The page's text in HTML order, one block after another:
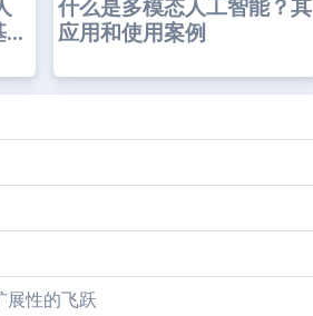
什么是多模态人工智能？其
应用和使用案例
展性的飞跃